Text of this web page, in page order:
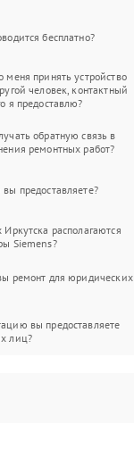
бесплатно?
меня принять устройство
человек, контактный
я предоставлю?
обратную связь в
ремонтных работ?
предоставляете?
располагаются
Siemens?
ремонт для юридических
вы предоставляете
лиц?